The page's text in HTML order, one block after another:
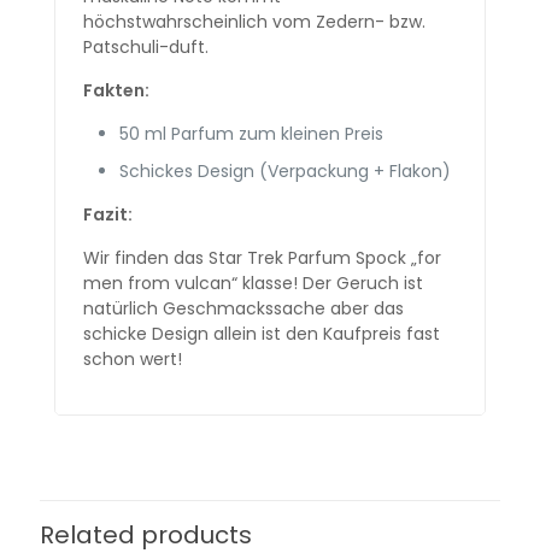
höchstwahrscheinlich vom Zedern- bzw.
Patschuli-duft.
Fakten:
50 ml Parfum zum kleinen Preis
Schickes Design (Verpackung + Flakon)
Fazit:
Wir finden das Star Trek Parfum Spock „for
men from vulcan“ klasse! Der Geruch ist
natürlich Geschmackssache aber das
schicke Design allein ist den Kaufpreis fast
schon wert!
Related products